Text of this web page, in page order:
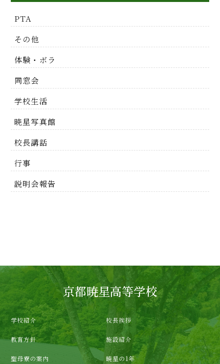
PTA
その他
体験・ボラ
同窓会
学校生活
暁星写真館
校長講話
行事
説明会報告
京都暁星高等学校
学校紹介 校長挨拶
教育方針 施設紹介
聖母寮の案内 暁星の1年